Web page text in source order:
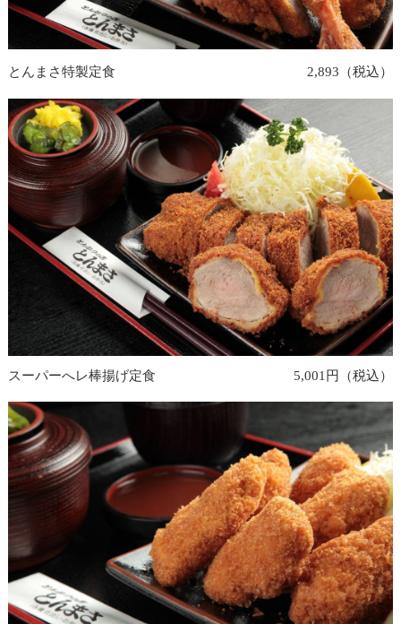
とんまさ特製定食 2,893（税込）
スーパーへレ棒揚げ定食 5,001円（税込）